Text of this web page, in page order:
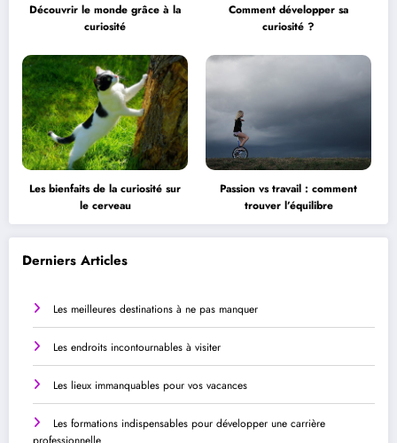
Découvrir le monde grâce à la
curiosité
Comment développer sa
curiosité ?
Les bienfaits de la curiosité sur
le cerveau
Passion vs travail : comment
trouver l’équilibre
Derniers Articles
Les meilleures destinations à ne pas manquer
Les endroits incontournables à visiter
Les lieux immanquables pour vos vacances
Les formations indispensables pour développer une carrière